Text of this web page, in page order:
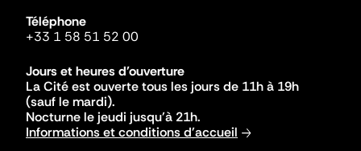
Téléphone
+33 1 58 51 52 00
Jours et heures d'ouverture
La Cité est ouverte tous les jours de 11h à 19h
(sauf le mardi).
Nocturne le jeudi jusqu'à 21h.
Informations et conditions d'accueil